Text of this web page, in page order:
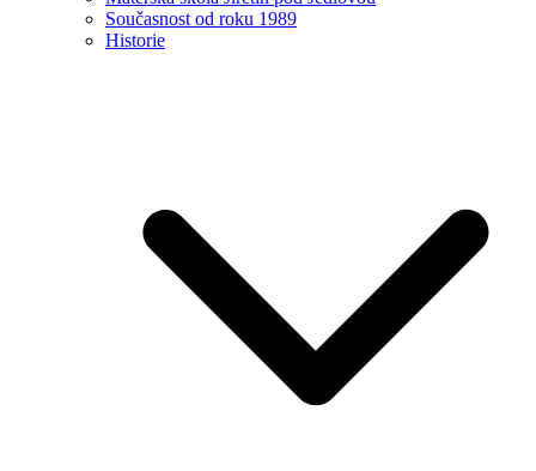
Současnost od roku 1989
Historie